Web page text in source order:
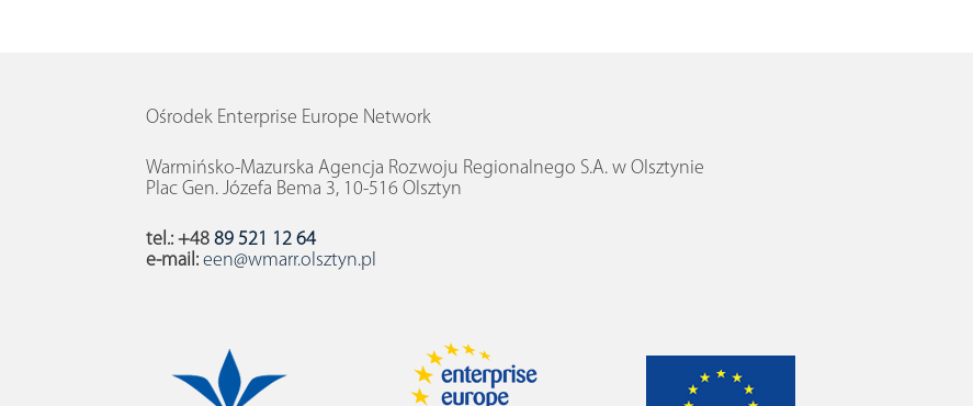
Ośrodek Enterprise Europe Network
Warmińsko-Mazurska Agencja Rozwoju Regionalnego S.A. w Olsztynie
Plac Gen. Józefa Bema 3, 10-516 Olsztyn
tel.: +48 89 521 12 64
e-mail: een@wmarr.olsztyn.pl